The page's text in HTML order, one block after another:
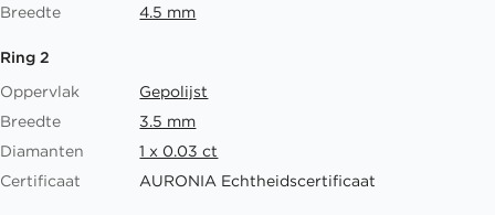
Breedte
4.5 mm
Ring 2
Oppervlak
Gepolijst
Breedte
3.5 mm
Diamanten
1 x 0.03 ct
Certificaat
AURONIA Echtheidscertificaat